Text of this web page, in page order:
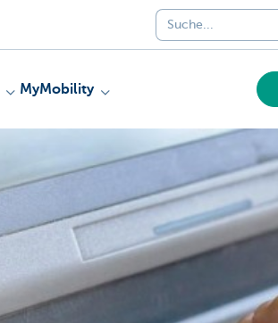
MyMobility